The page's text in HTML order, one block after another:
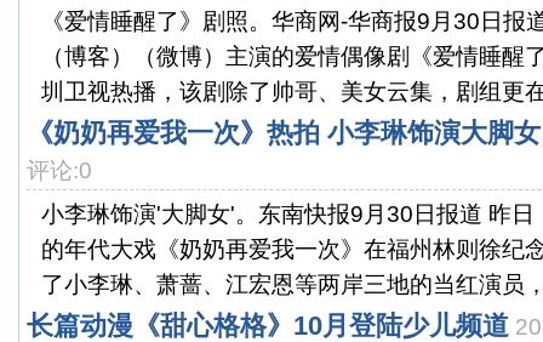
《爱情睡醒了》剧照。华商网-华商报9月30日报
（博客）（微博）主演的爱情偶像剧《爱情睡醒
圳卫视热播，该剧除了帅哥、美女云集，剧组更
《奶奶再爱我一次》热拍 小李琳饰演大脚女
评论:0
小李琳饰演'大脚女'。东南快报9月30日报道 昨
的年代大戏《奶奶再爱我一次》在福州林则徐纪
了小李琳、萧蔷、江宏恩等两岸三地的当红演员
长篇动漫《甜心格格》10月登陆少儿频道